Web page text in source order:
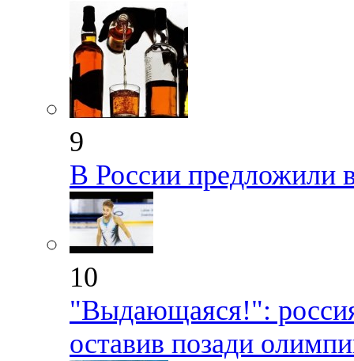
9
В России предложили
10
"Выдающаяся!":
оставив позади